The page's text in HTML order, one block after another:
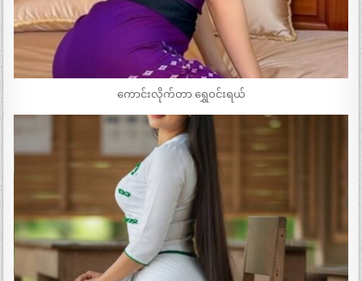
ကောင်းလိုက်တာ ရွှေဝင်းရယ်